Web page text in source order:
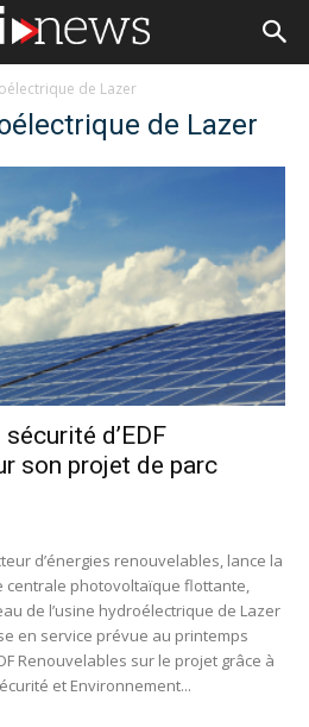
de Lazer
de Lazer
d’EDF
son projet de parc
d’énergies renouvelables, lance la
centrale photovoltaïque flottante,
de l’usine hydroélectrique de Lazer
en service prévue au printemps
Renouvelables sur le projet grâce à
et Environnement...